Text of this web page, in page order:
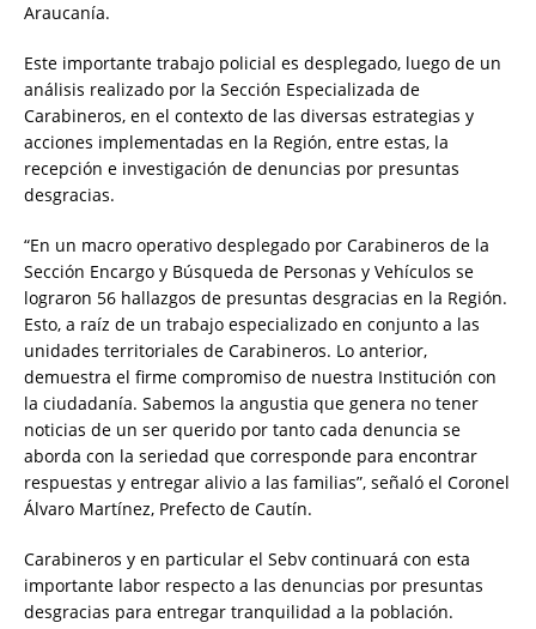
Araucanía.
Este importante trabajo policial es desplegado, luego de un
análisis realizado por la Sección Especializada de
Carabineros, en el contexto de las diversas estrategias y
acciones implementadas en la Región, entre estas, la
recepción e investigación de denuncias por presuntas
desgracias.
“En un macro operativo desplegado por Carabineros de la
Sección Encargo y Búsqueda de Personas y Vehículos se
lograron 56 hallazgos de presuntas desgracias en la Región.
Esto, a raíz de un trabajo especializado en conjunto a las
unidades territoriales de Carabineros. Lo anterior,
demuestra el firme compromiso de nuestra Institución con
la ciudadanía. Sabemos la angustia que genera no tener
noticias de un ser querido por tanto cada denuncia se
aborda con la seriedad que corresponde para encontrar
respuestas y entregar alivio a las familias”, señaló el Coronel
Álvaro Martínez, Prefecto de Cautín.
Carabineros y en particular el Sebv continuará con esta
importante labor respecto a las denuncias por presuntas
desgracias para entregar tranquilidad a la población.